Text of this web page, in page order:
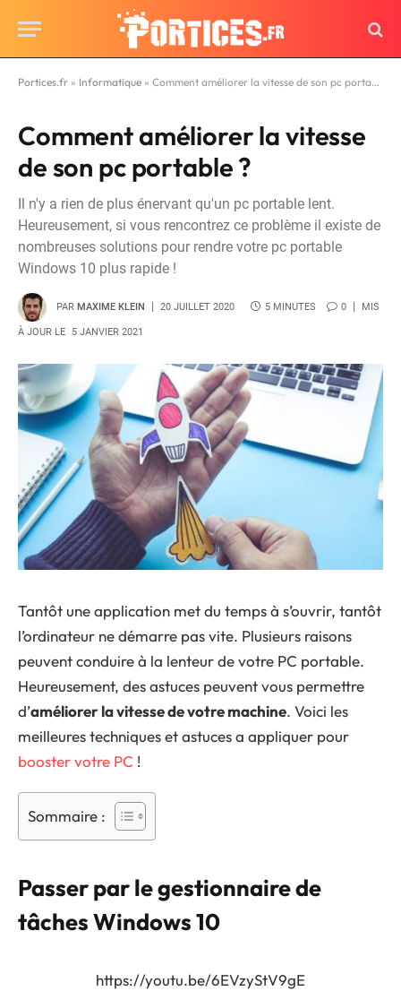
Portices.fr » Informatique » Comment améliorer la vitesse de son pc portable ?
Comment améliorer la vitesse
de son pc portable ?
Il n'y a rien de plus énervant qu'un pc portable lent.
Heureusement, si vous rencontrez ce problème il existe de
nombreuses solutions pour rendre votre pc portable
Windows 10 plus rapide !
PAR MAXIME KLEIN 20 JUILLET 2020 5 MINUTES 0 MIS
À JOUR LE 5 JANVIER 2021
Tantôt une application met du temps à s’ouvrir, tantôt
l’ordinateur ne démarre pas vite. Plusieurs raisons
peuvent conduire à la lenteur de votre PC portable.
Heureusement, des astuces peuvent vous permettre
d’améliorer la vitesse de votre machine. Voici les
meilleures techniques et astuces a appliquer pour
booster votre PC !
Sommaire :
Passer par le gestionnaire de
tâches Windows 10
https://youtu.be/6EVzyStV9gE